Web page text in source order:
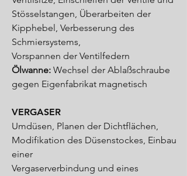
Stösselstangen, Überarbeiten der
Kipphebel, Verbesserung des
Schmiersystems,
Vorspannen der Ventilfedern
Ölwanne: Wechsel der Ablaßschraube
gegen Eigenfabrikat magnetisch
VERGASER
Umdüsen, Planen der Dichtflächen,
Modifikation des Düsenstockes, Einbau
einer
Vergaserverbindung und eines